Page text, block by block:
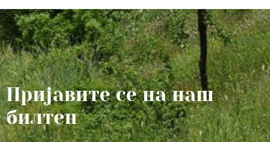
Пријавите се на наш
билтен